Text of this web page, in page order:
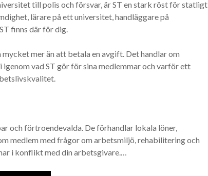
till polis och försvar, är ST en stark röst för statligt
lärare på ett universitet, handläggare på
finns där för dig.
mycket mer än att betala en avgift. Det handlar om
vad ST gör för sina medlemmar och varför ett
och förtroendevalda. De förhandlar lokala löner,
medlem med frågor om arbetsmiljö, rehabilitering och
i konflikt med din arbetsgivare.…